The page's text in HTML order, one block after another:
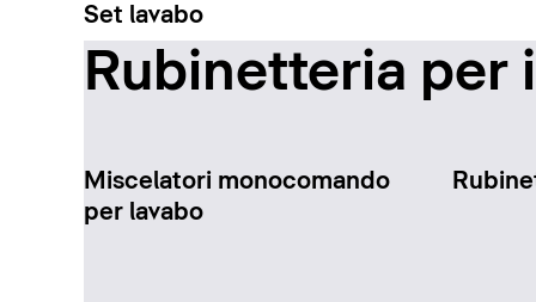
Set lavabo
Rubinetteria per
Miscelatori monocomando
per lavabo